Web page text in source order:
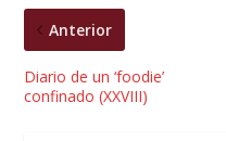
Anterior
Diario de un ‘foodie’
confinado (XXVIII)